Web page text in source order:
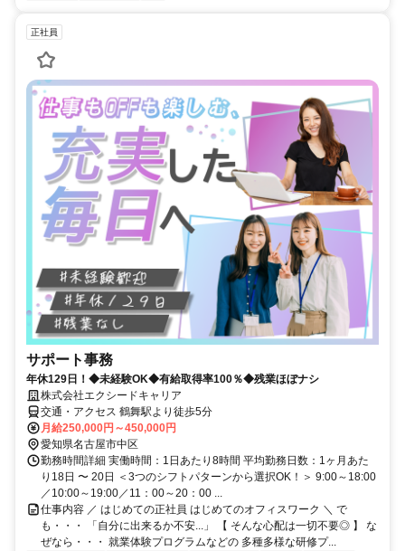
正社員
サポート事務
年休129日！◆未経験OK◆有給取得率100％◆残業ほぼナシ
株式会社エクシードキャリア
交通・アクセス 鶴舞駅より徒歩5分
月給250,000円～450,000円
愛知県名古屋市中区
勤務時間詳細 実働時間：1日あたり8時間 平均勤務日数：1ヶ月あた
り18日 〜 20日 ＜3つのシフトパターンから選択OK！＞ 9:00～18:00
／10:00～19:00／11：00～20：00 ...
仕事内容 ／ はじめての正社員 はじめてのオフィスワーク ＼ で
も・・・ 「自分に出来るか不安...」 【 そんな心配は一切不要◎ 】 な
ぜなら・・・ 就業体験プログラムなどの 多種多様な研修プ...